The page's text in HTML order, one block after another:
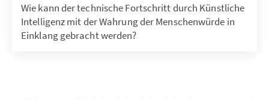
Wie kann der technische Fortschritt durch Künstliche
Intelligenz mit der Wahrung der Menschenwürde in
Einklang gebracht werden?